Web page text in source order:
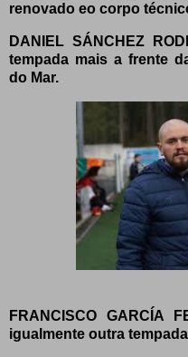
renovado eo corpo
DANIEL SÁNCHEZ
tempada mais a frente
do Mar.
FRANCISCO GARCÍA
igualmente outra